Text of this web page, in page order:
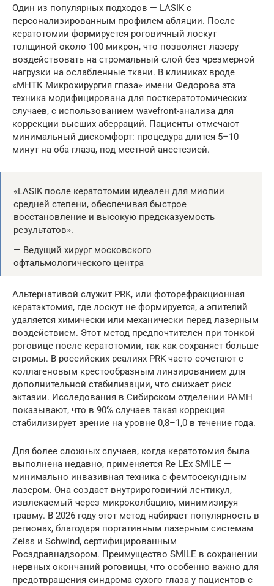
Один из популярных подходов — LASIK с
персонализированным профилем абляции. После
кератотомии формируется роговичный лоскут
толщиной около 100 микрон, что позволяет лазеру
воздействовать на стромальный слой без чрезмерной
нагрузки на ослабленные ткани. В клиниках вроде
«МНТК Микрохирургия глаза» имени Федорова эта
техника модифицирована для посткератотомических
случаев, с использованием wavefront-анализа для
коррекции высших аберраций. Пациенты отмечают
минимальный дискомфорт: процедура длится 5–10
минут на оба глаза, под местной анестезией.
«LASIK после кератотомии идеален для миопии
средней степени, обеспечивая быстрое
восстановление и высокую предсказуемость
результатов».
— Ведущий хирург московского
офтальмологического центра
Альтернативой служит PRK, или фоторефракционная
кератэктомия, где лоскут не формируется, а эпителий
удаляется химически или механически перед лазерным
воздействием. Этот метод предпочтителен при тонкой
роговице после кератотомии, так как сохраняет больше
стромы. В российских реалиях PRK часто сочетают с
коллагеновым крестообразным линзированием для
дополнительной стабилизации, что снижает риск
эктазии. Исследования в Сибирском отделении РАМН
показывают, что в 90% случаев такая коррекция
стабилизирует зрение на уровне 0,8–1,0 в течение года.
Для более сложных случаев, когда кератотомия была
выполнена недавно, применяется Re LEx SMILE —
минимально инвазивная техника с фемтосекундным
лазером. Она создает внутрироговичий лентикул,
извлекаемый через микроколбацию, минимизируя
травму. В 2026 году этот метод набирает популярность в
регионах, благодаря портативным лазерным системам
Zeiss и Schwind, сертифицированным
Росздравнадзором. Преимущество SMILE в сохранении
нервных окончаний роговицы, что особенно важно для
предотвращения синдрома сухого глаза у пациентов с